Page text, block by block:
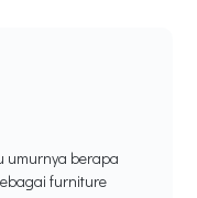
umurnya berapa
furniture